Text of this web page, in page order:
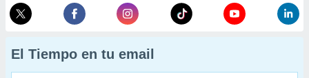
El Tiempo en tu email